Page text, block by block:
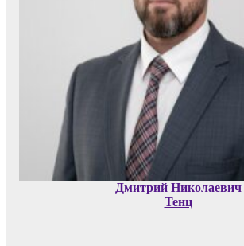
Дмитрий Николаевич
Тенц